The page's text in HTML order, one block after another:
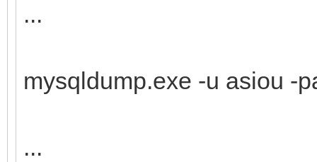
...
mysqldump.exe -u asiou -
...